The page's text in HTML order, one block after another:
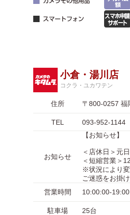
小倉・湯川店
コクラ・ユカワテン
住所 〒800-0257 福
TEL 093-952-1144
お知らせ
【お知らせ】
＜店休日＞元
＜短縮営業＞
※状況により
ご迷惑をお掛
営業時間
10:00:00-
駐車場 25台